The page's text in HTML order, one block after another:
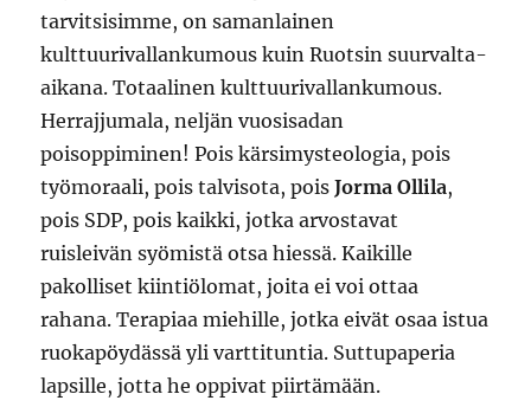
tarvitsisimme, on samanlainen
kulttuurivallankumous kuin Ruotsin suurvalta-
aikana. Totaalinen kulttuurivallankumous.
Herrajjumala, neljän vuosisadan
poisoppiminen! Pois kärsimysteologia, pois
työmoraali, pois talvisota, poisJorma Ollila,
pois SDP, pois kaikki, jotka arvostavat
ruisleivän syömistä otsa hiessä. Kaikille
pakolliset kiintiölomat, joita ei voi ottaa
rahana. Terapiaa miehille, jotka eivät osaa istua
ruokapöydässä yli varttituntia. Suttupaperia
lapsille, jotta he oppivat piirtämään.